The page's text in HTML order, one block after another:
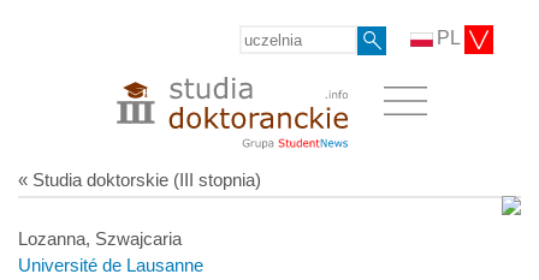
PL
« Studia doktorskie (III stopnia)
Lozanna, Szwajcaria
Université de Lausanne